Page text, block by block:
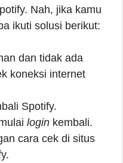
Nah, jika kamu
ikuti solusi berikut:
dan tidak ada
koneksi internet
Spotify.
login kembali.
cara cek di situs